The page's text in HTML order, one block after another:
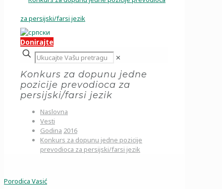
Donirajte
✕
Konkurs za dopunu jedne
pozicije prevodioca za
persijski/farsi jezik
Naslovna
Vesti
Godina 2016
Konkurs za dopunu jedne pozicije
prevodioca za persijski/farsi jezik
Porodica Vasić